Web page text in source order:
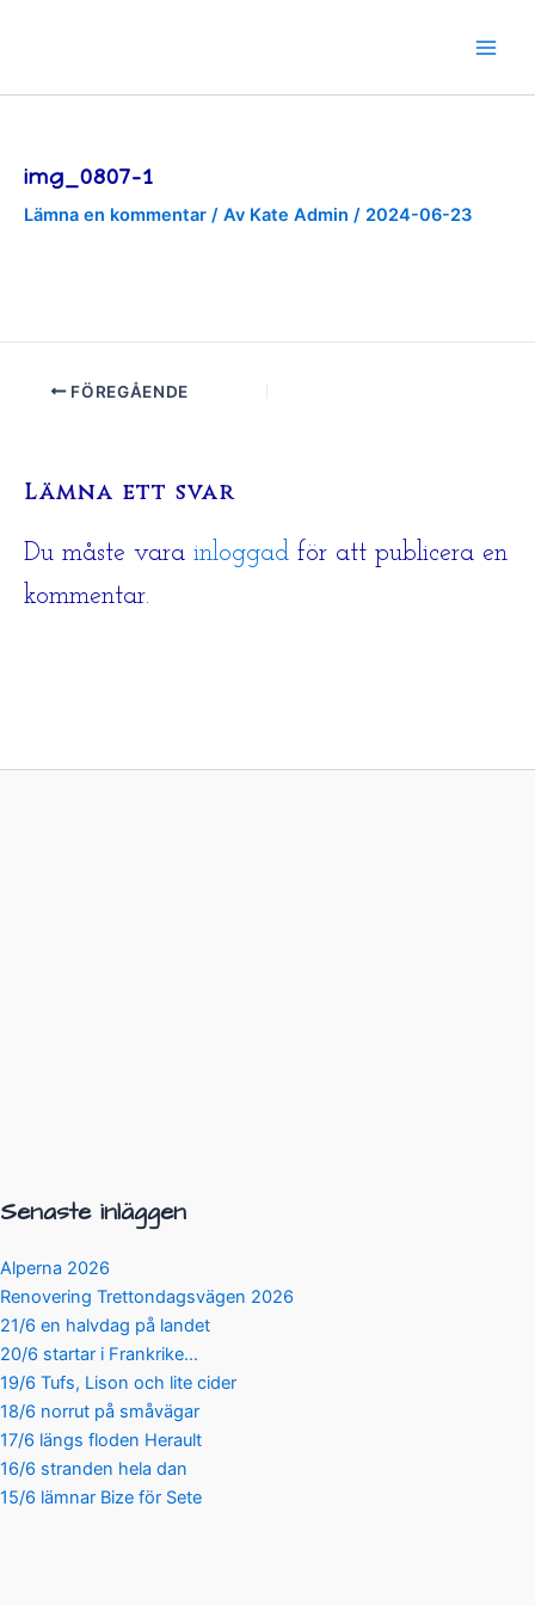
img_0807-1
Lämna en kommentar / Av Kate Admin / 2024-06-23
FÖREGÅENDE
Lämna ett svar
Du måste vara inloggad för att publicera en
kommentar.
Senaste inläggen
Alperna 2026
Renovering Trettondagsvägen 2026
21/6 en halvdag på landet
20/6 startar i Frankrike…
19/6 Tufs, Lison och lite cider
18/6 norrut på småvägar
17/6 längs floden Herault
16/6 stranden hela dan
15/6 lämnar Bize för Sete